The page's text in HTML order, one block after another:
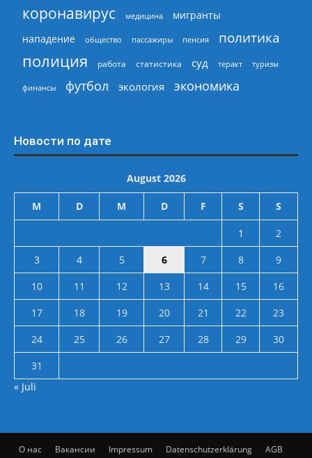
коронавирус медицина
мигранты
нападение
общество пассажиры пенсия политика
полиция работа статистика суд теракт туризм
финансы футбол экология экономика
Новости по дате
August 2026
M D M D F S S
1
2
3
4 5 6 7 8
9
10
11 12 13 14 15
16
17
18 19 20 21 22
23
24
25 26 27 28 29
30
31
« Juli
О нас Вакансии Impressum Datenschutzerklärung AGB